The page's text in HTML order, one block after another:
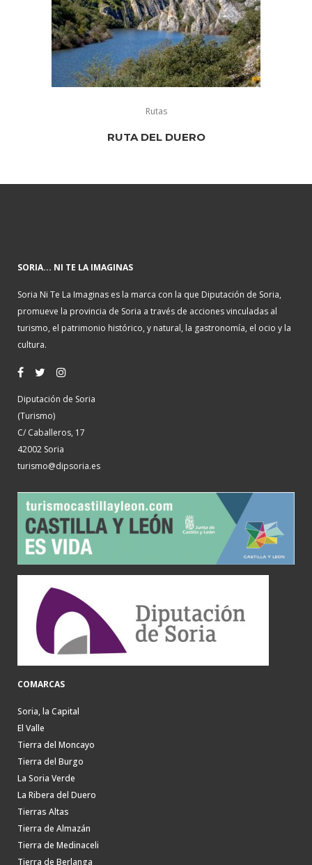
Rutas
RUTA DEL DUERO
SORIA... NI TE LA IMAGINAS
Soria Ni Te La Imaginas es la marca con la que Diputación de Soria,
promueve la provincia de Soria a través de acciones vinculadas al
turismo, el patrimonio histórico, y natural, la gastronomía, el ocio y la
cultura.
Diputación de Soria
(Turismo)
C/ Caballeros, 17
42002 Soria
turismo@dipsoria.es
COMARCAS
Soria, la Capital
El Valle
Tierra del Moncayo
Tierra del Burgo
La Soria Verde
La Ribera del Duero
Tierras Altas
Tierra de Almazán
Tierra de Medinaceli
Tierra de Berlanga